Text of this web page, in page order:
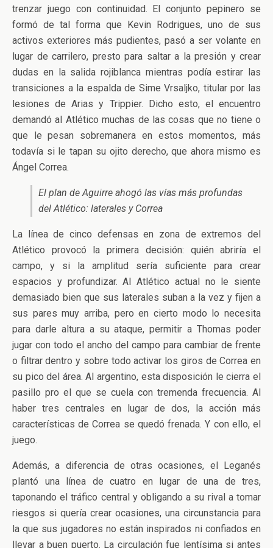
trenzar juego con continuidad. El conjunto pepinero se
formó de tal forma que Kevin Rodrigues, uno de sus
activos exteriores más pudientes, pasó a ser volante en
lugar de carrilero, presto para saltar a la presión y crear
dudas en la salida rojiblanca mientras podía estirar las
transiciones a la espalda de Sime Vrsaljko, titular por las
lesiones de Arias y Trippier. Dicho esto, el encuentro
demandó al Atlético muchas de las cosas que no tiene o
que le pesan sobremanera en estos momentos, más
todavía si le tapan su ojito derecho, que ahora mismo es
Ángel Correa.
El plan de Aguirre ahogó las vías más profundas
del Atlético: laterales y Correa
La línea de cinco defensas en zona de extremos del
Atlético provocó la primera decisión: quién abriría el
campo, y si la amplitud sería suficiente para crear
espacios y profundizar. Al Atlético actual no le siente
demasiado bien que sus laterales suban a la vez y fijen a
sus pares muy arriba, pero en cierto modo lo necesita
para darle altura a su ataque, permitir a Thomas poder
jugar con todo el ancho del campo para cambiar de frente
o filtrar dentro y sobre todo activar los giros de Correa en
su pico del área. Al argentino, esta disposición le cierra el
pasillo pro el que se cuela con tremenda frecuencia. Al
haber tres centrales en lugar de dos, la acción más
características de Correa se quedó frenada. Y con ello, el
juego.
Además, a diferencia de otras ocasiones, el Leganés
plantó una línea de cuatro en lugar de una de tres,
taponando el tráfico central y obligando a su rival a tomar
riesgos si quería crear ocasiones, una circunstancia para
la que sus jugadores no están inspirados ni confiados en
llevar a buen puerto. La circulación fue lentísima si antes